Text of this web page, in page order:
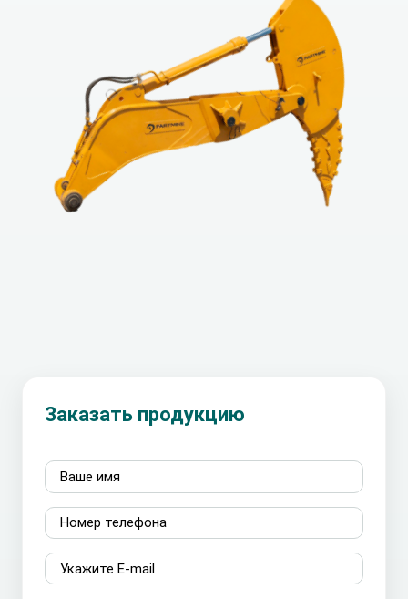
Заказать продукцию